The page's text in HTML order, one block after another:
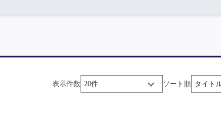
表示件数 ソート順